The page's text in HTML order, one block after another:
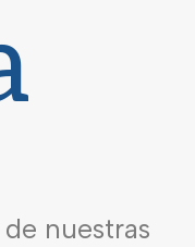
nuestras